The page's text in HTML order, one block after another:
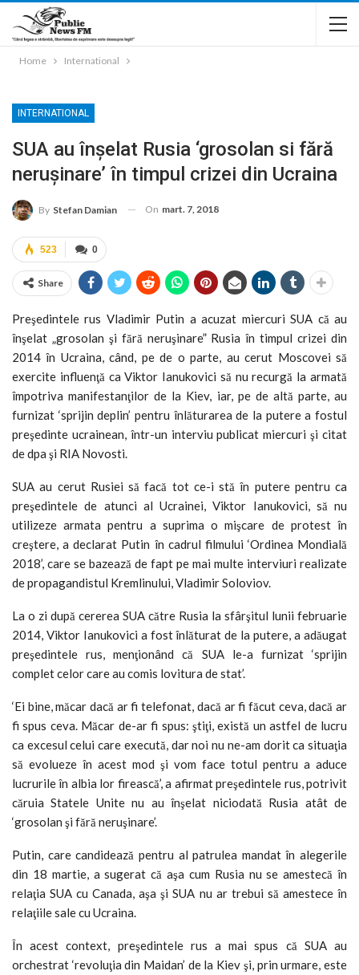
Home International
INTERNATIONAL
SUA au înşelat Rusia ‘grosolan si fără
neruşinare’ în timpul crizei din Ucraina
By Stefan Damian On mart. 7, 2018
0
523
Share
Preşedintele rus Vladimir Putin a acuzat miercuri SUA că au
înşelat „grosolan şi fără neruşinare” Rusia în timpul crizei din
2014 în Ucraina, când, pe de o parte, au cerut Moscovei să
exercite influenţă ca Viktor Ianukovici să nu recurgă la armată
împotriva manifestanţilor de la Kiev, iar, pe de altă parte, au
furnizat ‘sprijin deplin’ pentru înlăturarea de la putere a fostul
preşedinte ucrainean, într-un interviu publicat miercuri şi citat
de dpa şi RIA Novosti.
SUA au cerut Rusiei să facă tot ce-i stă în putere pentru ca
preşedintele de atunci al Ucrainei, Viktor Ianukovici, să nu
utilizeze armata pentru a suprima o mişcare de protest în
creştere, a declarat Putin în cadrul filmului ‘Ordinea Mondială
2018’, care se bazează de fapt pe mai multe interviuri realizate
de propagandistul Kremlinului, Vladimir Soloviov.
La o zi după cererea SUA către Rusia la sfârşitul lunii februarie
2014, Viktor Ianukovici a fost înlăturat de la putere, a adăugat
preşedintele rus, menţionând că SUA le-a furnizat ‘sprijin
complet celor care au comis lovitura de stat’.
‘Ei bine, măcar dacă ar fi telefonat, dacă ar fi făcut ceva, dacă ar
fi spus ceva. Măcar de-ar fi spus: ştiţi, există un astfel de lucru
ca excesul celui care execută, dar noi nu ne-am dorit ca situaţia
să evolueze în acest mod şi vom face totul pentru a aduce
lucrurile în albia lor firească’, a afirmat preşedintele rus, potrivit
căruia Statele Unite nu au înşelat niciodată Rusia atât de
‘grosolan şi fără neruşinare’.
Putin, care candidează pentru al patrulea mandat în alegerile
din 18 martie, a sugerat că aşa cum Rusia nu se amestecă în
relaţia SUA cu Canada, aşa şi SUA nu ar trebui să amestece în
relaţiile sale cu Ucraina.
În acest context, preşedintele rus a mai spus că SUA au
orchestrat ‘revoluţia din Maidan’ de la Kiev şi, prin urmare, este